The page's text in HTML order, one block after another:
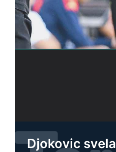
Djokovic svela